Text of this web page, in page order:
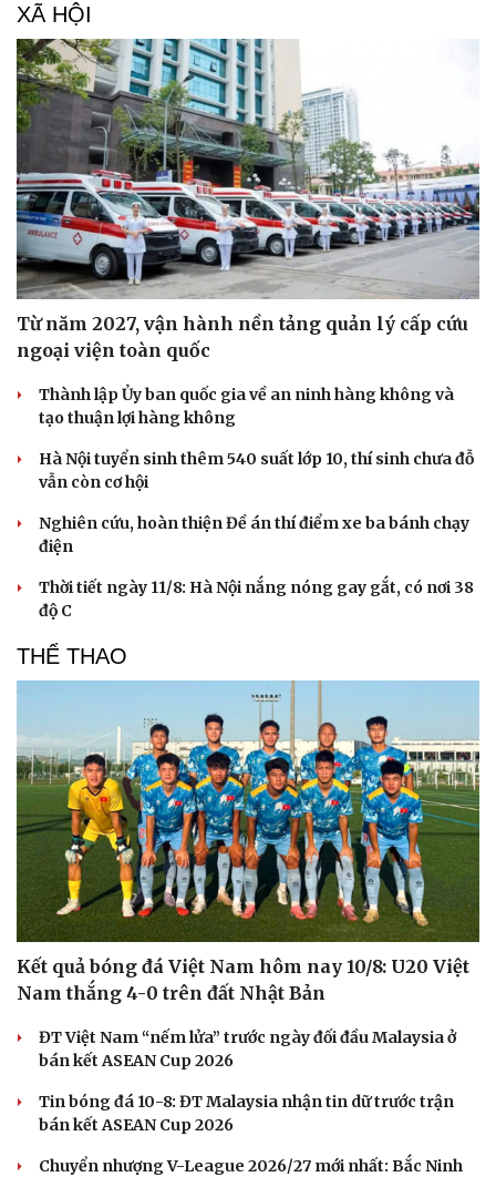
Sức khỏe
Dinh dưỡng - món ngon
Cây thuốc
Sản phụ khoa
Nhi khoa
Nam khoa
Làm đẹp - giảm cân
Phòng mạch online
Ăn sạch sống khỏe
Đời sống
Nhà đẹp
Blog
Tình yêu - Gia đình
XÃ HỘI
Từ năm 2027, vận hành nền tảng quản lý cấp cứu
ngoại viện toàn quốc
Thành lập Ủy ban quốc gia về an ninh hàng không và
tạo thuận lợi hàng không
Hà Nội tuyển sinh thêm 540 suất lớp 10, thí sinh chưa đỗ
vẫn còn cơ hội
Nghiên cứu, hoàn thiện Đề án thí điểm xe ba bánh chạy
điện
Thời tiết ngày 11/8: Hà Nội nắng nóng gay gắt, có nơi 38
độ C
THỂ THAO
Kết quả bóng đá Việt Nam hôm nay 10/8: U20 Việt
Nam thắng 4-0 trên đất Nhật Bản
ĐT Việt Nam “nếm lửa” trước ngày đối đầu Malaysia ở
bán kết ASEAN Cup 2026
Tin bóng đá 10-8: ĐT Malaysia nhận tin dữ trước trận
bán kết ASEAN Cup 2026
Chuyển nhượng V-League 2026/27 mới nhất: Bắc Ninh